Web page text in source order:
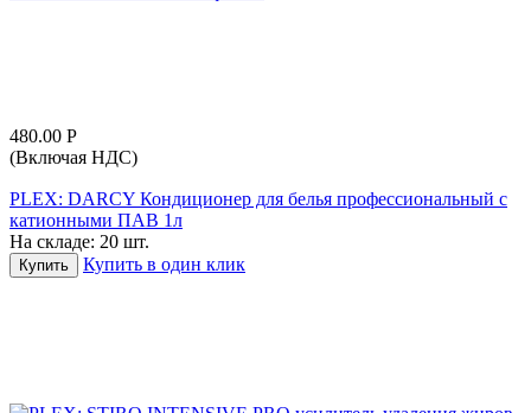
480.00 Р
(Включая НДС)
PLEX: DARCY Кондиционер для белья профессиональный с
катионными ПАВ 1л
На складе: 20 шт.
Купить Купить в один клик